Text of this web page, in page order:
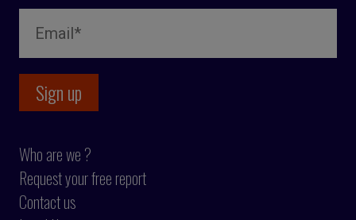
Who are we ?
Request your free report
Contact us